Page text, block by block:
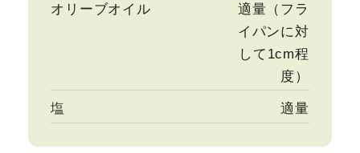
オリーブオイル
適量（フラ
イパンに対
して1cm程
度）
塩 適量